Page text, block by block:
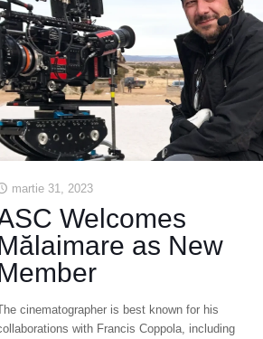
martie 31, 2023
Welcomes
as New
cinematographer is best known for his
with Francis Coppola, including